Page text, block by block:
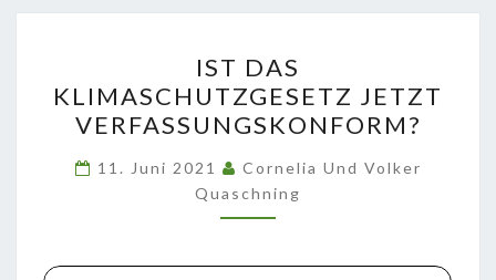
DAS
KLIMASCHUTZGESETZ
JETZT
VERFASSUNGSKONFORM?
IST DAS
KLIMASCHUTZGESETZ JETZT
VERFASSUNGSKONFORM?
11. Juni 2021
Cornelia Und Volker
Quaschning